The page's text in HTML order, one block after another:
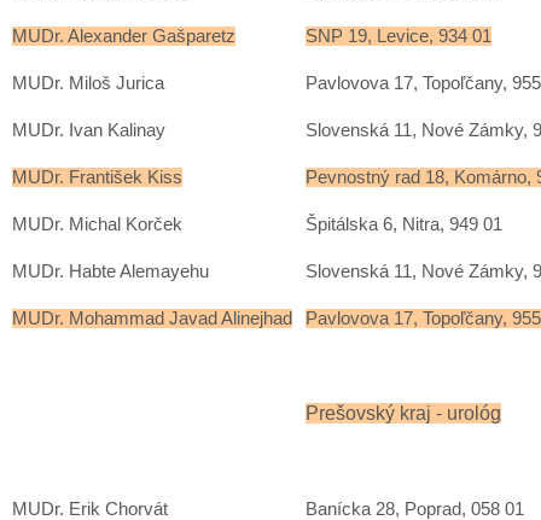
MUDr. Alexander Gašparetz SNP 19, Levice, 934 01
MUDr. Miloš Jurica Pavlovova 17, Topoľčany,
MUDr. Ivan Kalinay Slovenská 11, Nové Zámky,
MUDr. František Kiss Pevnostný rad 18, Komárno,
MUDr. Michal Korček Špitálska 6, Nitra, 949 01
MUDr. Habte Alemayehu Slovenská 11, Nové Zámky,
MUDr. Mohammad Javad Alinejhad Pavlovova 17, Topoľčany,
Prešovský kraj - urológ
MUDr. Erik Chorvát Banícka 28, Poprad, 058 01